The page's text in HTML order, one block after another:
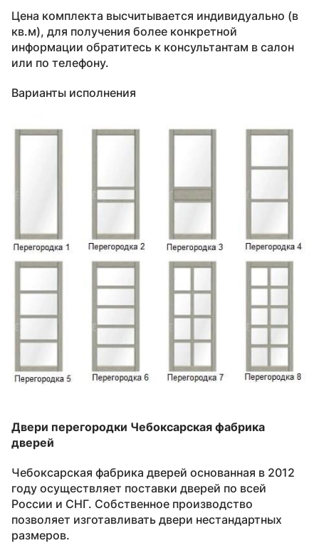
Цена комплекта высчитывается индивидуально (в
кв.м), для получения более конкретной
информации обратитесь к консультантам в салон
или по телефону.
Варианты исполнения
Двери перегородки Чебоксарская фабрика
дверей
Чебоксарская фабрика дверей основанная в 2012
году осуществляет поставки дверей по всей
России и СНГ. Собственное производство
позволяет изготавливать двери нестандартных
размеров.